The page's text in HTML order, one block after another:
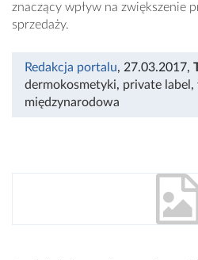
znaczący wpływ na zwiększenie
sprzedaży.
Redakcja portalu, 27.03.2017,
dermokosmetyki, private label ,
międzynarodowa